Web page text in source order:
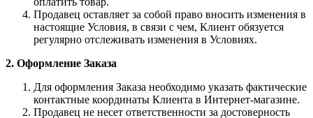
Продавец оставляет за собой право вносить изменения в
настоящие Условия, в связи с чем, Клиент обязуется
регулярно отслеживать изменения в Условиях.
2. Оформление Заказа
Для оформления Заказа необходимо указать фактические
контактные координаты Клиента в Интернет-магазине.
Продавец не несет ответственности за достоверность